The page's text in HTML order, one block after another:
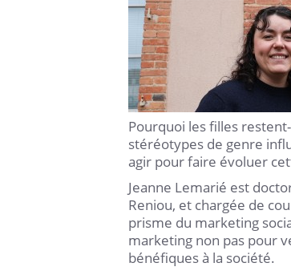
Pourquoi les filles
stéréotypes de genre
agir pour faire évoluer
Jeanne Lemarié est
Reniou, et chargée de
prisme du marketing
marketing non pas pour
bénéfiques à la société.